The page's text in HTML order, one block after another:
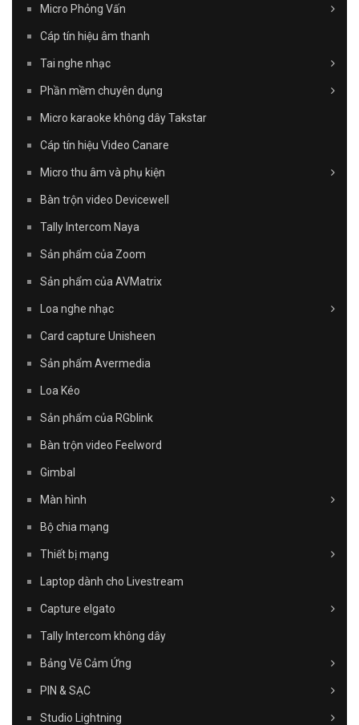
Micro Phỏng Vấn
Cáp tín hiệu âm thanh
Tai nghe nhạc
Phần mềm chuyên dụng
Micro karaoke không dây Takstar
Cáp tín hiệu Video Canare
Micro thu âm và phụ kiện
Bàn trộn video Devicewell
Tally Intercom Naya
Sản phẩm của Zoom
Sản phẩm của AVMatrix
Loa nghe nhạc
Card capture Unisheen
Sản phẩm Avermedia
Loa Kéo
Sản phẩm của RGblink
Bàn trộn video Feelword
Gimbal
Màn hình
Bộ chia mạng
Thiết bị mạng
Laptop dành cho Livestream
Capture elgato
Tally Intercom không dây
Bảng Vẽ Cảm Ứng
PIN & SẠC
Studio Lightning